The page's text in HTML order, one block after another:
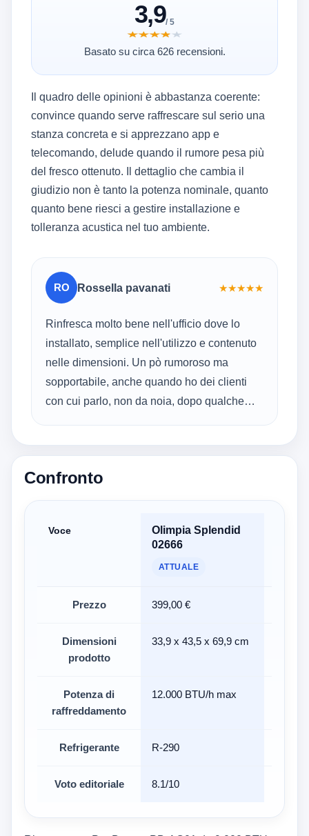
Il quadro delle opinioni è abbastanza coerente:
convince quando serve raffrescare sul serio una
stanza concreta e si apprezzano app e
telecomando, delude quando il rumore pesa più
del fresco ottenuto. Il dettaglio che cambia il
giudizio non è tanto la potenza nominale, quanto
quanto bene riesci a gestire installazione e
tolleranza acustica nel tuo ambiente.
3,9/ 5
★★★★★
★★★★★
Basato su circa 626 recensioni.
RO Rossella pavanati ★★★★★
Rinfresca molto bene nell'ufficio dove lo
installato, semplice nell'utilizzo e contenuto
nelle dimensioni. Un pò rumoroso ma
sopportabile, anche quando ho dei clienti
con cui parlo, non da noia, dopo qualche
Confronto
Voce
Olimpia Splendid
02666
ATTUALE
Prezzo 399,00 €
Dimensioni
prodotto
33,9 x 43,5 x 69,9 cm
Potenza di
raffreddamento
12.000 BTU/h max
Refrigerante R-290
Voto editoriale 8.1/10